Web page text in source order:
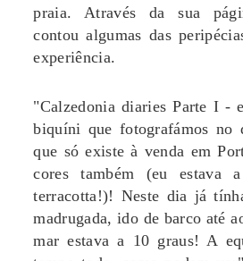
praia. Através da sua
contou algumas das
experiência.
"Calzedonia diaries Parte I -
biquíni que fotografámos
que só existe à venda em
cores também (eu estava
terracotta!)! Neste dia já
madrugada, ido de barco até
mar estava a 10 graus! A